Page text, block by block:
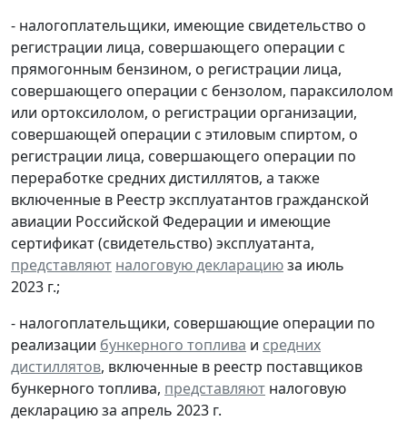
- налогоплательщики, имеющие свидетельство о
регистрации лица, совершающего операции с
прямогонным бензином, о регистрации лица,
совершающего операции с бензолом, параксилолом
или ортоксилолом, о регистрации организации,
совершающей операции с этиловым спиртом, о
регистрации лица, совершающего операции по
переработке средних дистиллятов, а также
включенные в Реестр эксплуатантов гражданской
авиации Российской Федерации и имеющие
сертификат (свидетельство) эксплуатанта,
представляют налоговую декларациюза июль
2023 г.;
- налогоплательщики, совершающие операции по
реализации бункерного топлива и средних
дистиллятов, включенные в реестр поставщиков
бункерного топлива, представляют налоговую
декларацию за апрель 2023 г.